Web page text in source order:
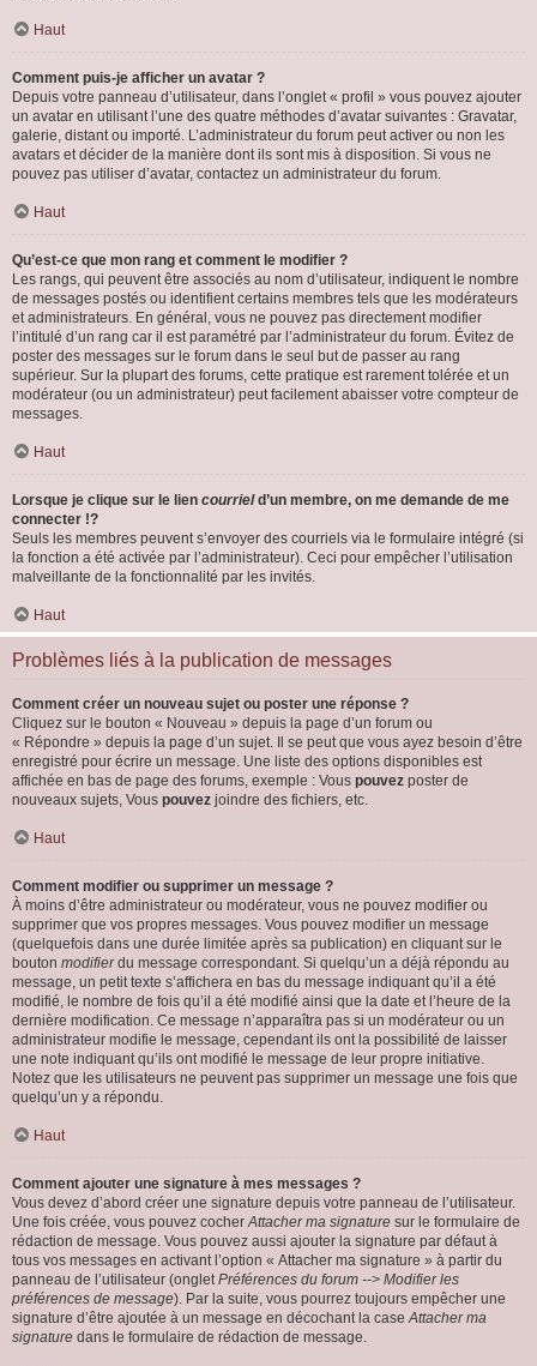
Haut
Comment puis-je afficher un avatar ?
Depuis votre panneau d’utilisateur, dans l’onglet « profil » vous pouvez ajouter
un avatar en utilisant l’une des quatre méthodes d’avatar suivantes : Gravatar,
galerie, distant ou importé. L’administrateur du forum peut activer ou non les
avatars et décider de la manière dont ils sont mis à disposition. Si vous ne
pouvez pas utiliser d’avatar, contactez un administrateur du forum.
Haut
Qu’est-ce que mon rang et comment le modifier ?
Les rangs, qui peuvent être associés au nom d’utilisateur, indiquent le nombre
de messages postés ou identifient certains membres tels que les modérateurs
et administrateurs. En général, vous ne pouvez pas directement modifier
l’intitulé d’un rang car il est paramétré par l’administrateur du forum. Évitez de
poster des messages sur le forum dans le seul but de passer au rang
supérieur. Sur la plupart des forums, cette pratique est rarement tolérée et un
modérateur (ou un administrateur) peut facilement abaisser votre compteur de
messages.
Haut
Lorsque je clique sur le lien courrield’un membre, on me demande de me
connecter !?
Seuls les membres peuvent s’envoyer des courriels via le formulaire intégré (si
la fonction a été activée par l’administrateur). Ceci pour empêcher l’utilisation
malveillante de la fonctionnalité par les invités.
Haut
Problèmes liés à la publication de messages
Comment créer un nouveau sujet ou poster une réponse ?
Cliquez sur le bouton « Nouveau » depuis la page d’un forum ou
« Répondre » depuis la page d’un sujet. Il se peut que vous ayez besoin d’être
enregistré pour écrire un message. Une liste des options disponibles est
affichée en bas de page des forums, exemple : Vous pouvez poster de
nouveaux sujets, Vous pouvez joindre des fichiers, etc.
Haut
Comment modifier ou supprimer un message ?
À moins d’être administrateur ou modérateur, vous ne pouvez modifier ou
supprimer que vos propres messages. Vous pouvez modifier un message
(quelquefois dans une durée limitée après sa publication) en cliquant sur le
bouton modifierdu message correspondant. Si quelqu’un a déjà répondu au
message, un petit texte s’affichera en bas du message indiquant qu’il a été
modifié, le nombre de fois qu’il a été modifié ainsi que la date et l’heure de la
dernière modification. Ce message n’apparaîtra pas si un modérateur ou un
administrateur modifie le message, cependant ils ont la possibilité de laisser
une note indiquant qu’ils ont modifié le message de leur propre initiative.
Notez que les utilisateurs ne peuvent pas supprimer un message une fois que
quelqu’un y a répondu.
Haut
Comment ajouter une signature à mes messages ?
Vous devez d’abord créer une signature depuis votre panneau de l’utilisateur.
Une fois créée, vous pouvez cocherAttacher ma signature sur le formulaire de
rédaction de message. Vous pouvez aussi ajouter la signature par défaut à
tous vos messages en activant l’option « Attacher ma signature » à partir du
panneau de l’utilisateur (ongletPréférences du forum --> Modifier les
préférences de message). Par la suite, vous pourrez toujours empêcher une
signature d’être ajoutée à un message en décochant la caseAttacher ma
signature dans le formulaire de rédaction de message.